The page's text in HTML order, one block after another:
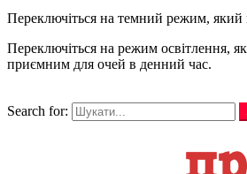
Переключіться на темний режим, який
Переключіться на режим освітлення,
приємним для очей в денний час.
Search for: